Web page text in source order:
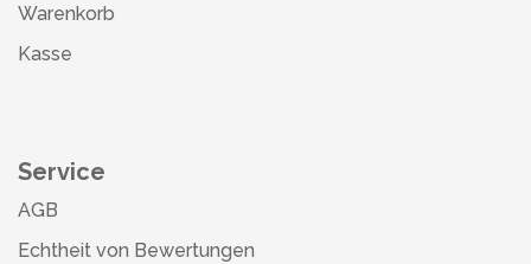
Warenkorb
Kasse
Service
AGB
Echtheit von Bewertungen